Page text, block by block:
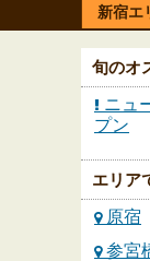
新宿エ
原宿 代
旬のオ
ニュ
プン
エリア
原宿
参宮